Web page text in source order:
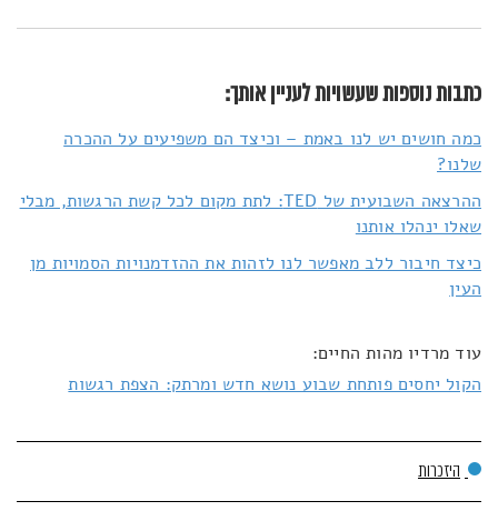
כתבות נוספות שעשויות לעניין אותך:
כמה חושים יש לנו באמת – וכיצד הם משפיעים על ההכרה
שלנו?
ההרצאה השבועית של TED: לתת מקום לכל קשת הרגשות, מבלי
שאלו ינהלו אותנו
כיצד חיבור ללב מאפשר לנו לזהות את ההזדמנויות הסמויות מן
העין
עוד מרדיו מהות החיים:
הקול יחסים פותחת שבוע נושא חדש ומרתק: הצפת רגשות
היזכרות